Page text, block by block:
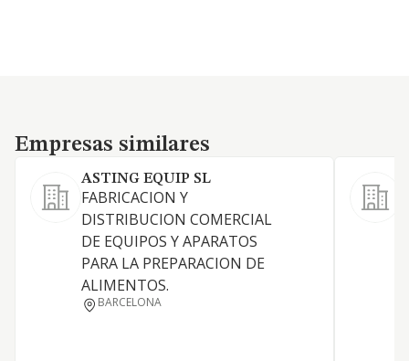
Empresas similares
Empresas similares
ASTING EQUIP SL
FABRICACION Y
DISTRIBUCION COMERCIAL
DE EQUIPOS Y APARATOS
PARA LA PREPARACION DE
ALIMENTOS.
BARCELONA